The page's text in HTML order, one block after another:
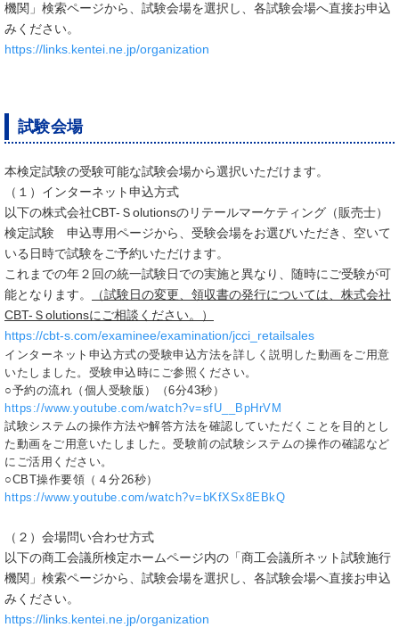
機関」検索ページから、試験会場を選択し、各試験会場へ直接お申込
みください。
https://links.kentei.ne.jp/organization
試験会場
本検定試験の受験可能な試験会場から選択いただけます。
（１）インターネット申込方式
以下の株式会社CBT-Ｓolutionsのリテールマーケティング（販売士）
検定試験 申込専用ページから、受験会場をお選びいただき、空いて
いる日時で試験をご予約いただけます。
これまでの年２回の統一試験日での実施と異なり、随時にご受験が可
能となります。
（試験日の変更、領収書の発行については、株式会社
CBT-Ｓolutionsにご相談ください。）
https://cbt-s.com/examinee/examination/jcci_retailsales
インターネット申込方式の受験申込方法を詳しく説明した動画をご用意
いたしました。受験申込時にご参照ください。
○予約の流れ（個人受験版）（6分43秒）
https://www.youtube.com/watch?v=sfU__BpHrVM
試験システムの操作方法や解答方法を確認していただくことを目的とし
た動画をご用意いたしました。受験前の試験システムの操作の確認など
にご活用ください。
○CBT操作要領（４分26秒）
https://www.youtube.com/watch?v=bKfXSx8EBkQ
（２）会場問い合わせ方式
以下の商工会議所検定ホームページ内の「商工会議所ネット試験施行
機関」検索ページから、試験会場を選択し、各試験会場へ直接お申込
みください。
https://links.kentei.ne.jp/organization